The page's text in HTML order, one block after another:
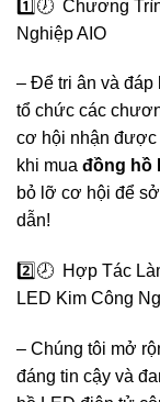
1️⃣🕖 Chương
Nghiệp AIO
– Để tri ân và đáp
tổ chức các
cơ hội nhận được
khi mua đồng hồ
bỏ lỡ cơ hội để
dẫn!
2️⃣🕗 Hợp Tác
LED Kim Công
– Chúng tôi mở
đáng tin cậy và